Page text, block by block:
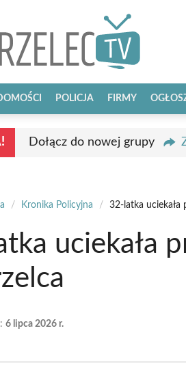
POLICJA FIRMY
Dołącz do nowej grupy
/ Kronika Policyjna / 32-latka uciekała
uciekała
6 lipca 2026 r.